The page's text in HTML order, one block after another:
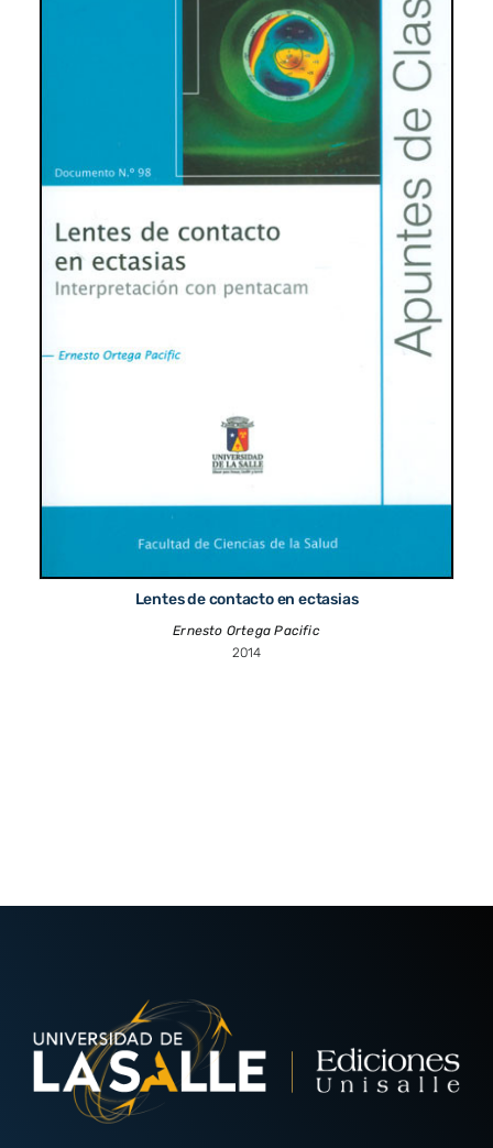
Lentes de contacto en ectasias
Ernesto Ortega Pacific
2014